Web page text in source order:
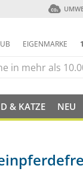
EIGENMARKE
& KATZE NEU